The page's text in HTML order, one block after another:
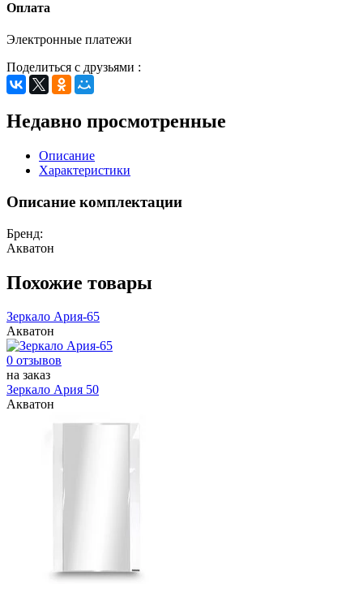
Оплата
Электронные платежи
Поделиться с друзьями :
Недавно просмотренные
Описание
Характеристики
Описание комплектации
Бренд:
Акватон
Похожие товары
Зеркало Ария-65
Акватон
0 отзывов
на заказ
Зеркало Ария 50
Акватон